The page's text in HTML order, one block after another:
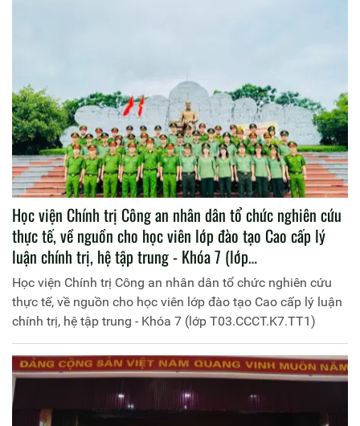
Học viện Chính trị Công an nhân dân tổ chức nghiên cứu
thực tế, về nguồn cho học viên lớp đào tạo Cao cấp lý
luận chính trị, hệ tập trung - Khóa 7 (lớp
T03.CCCT.K7.TT1)
Học viện Chính trị Công an nhân dân tổ chức nghiên cứu
thực tế, về nguồn cho học viên lớp đào tạo Cao cấp lý luận
chính trị, hệ tập trung - Khóa 7 (lớp T03.CCCT.K7.TT1)